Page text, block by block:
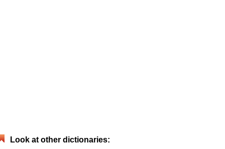
Look at other dictionaries: